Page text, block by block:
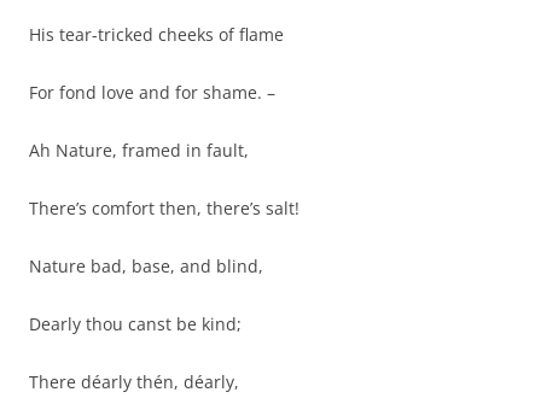
His tear-tricked cheeks of flame
For fond love and for shame. –
Ah Nature, framed in fault,
There’s comfort then, there’s salt!
Nature bad, base, and blind,
Dearly thou canst be kind;
There déarly thén, déarly,